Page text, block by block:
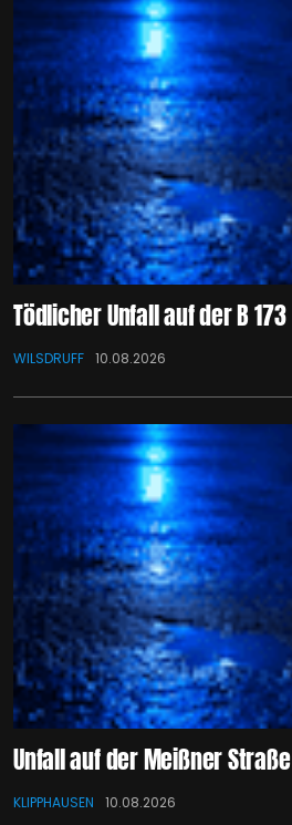
Tödlicher Unfall auf der B 173
WILSDRUFF 10.08.2026
Unfall auf der Meißner Straße
KLIPPHAUSEN 10.08.2026